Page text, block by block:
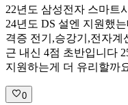
22년도 삼성전자 스마트
24년도 DS 설엔 지원했
격증 전기,승강기,전자계
근 내신 4점 초반입니다
지원하는게 더 유리할까
0